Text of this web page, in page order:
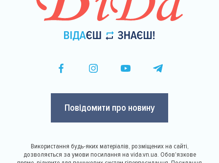
Повідомити про новину
Використання будь-яких матеріалів, розміщених на сайті,
дозволяється за умови посилання на vida.vn.ua. Обов'язкове